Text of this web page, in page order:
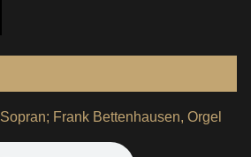
Frank Bettenhausen, Orgel